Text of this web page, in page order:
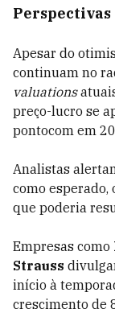
Apesar do
continuam no
valuations
preço-lucro se
pontocom em
Analistas
como
que poderia
Empresas como
Strauss
início à
crescimento de